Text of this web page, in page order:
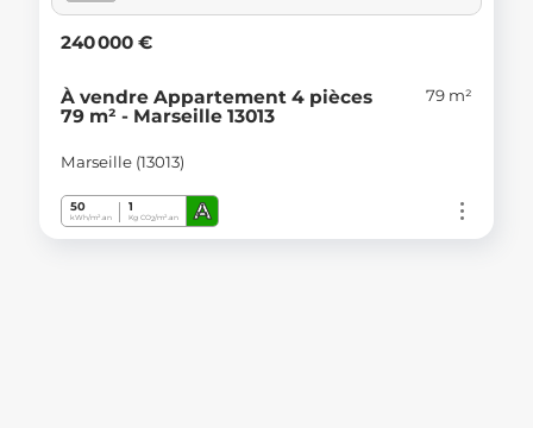
240 000 €
À vendre Appartement 4 pièces
79 m² - Marseille 13013
79 m²
Marseille (13013)
50
kWh/m².an
1
Kg CO2/m².an A